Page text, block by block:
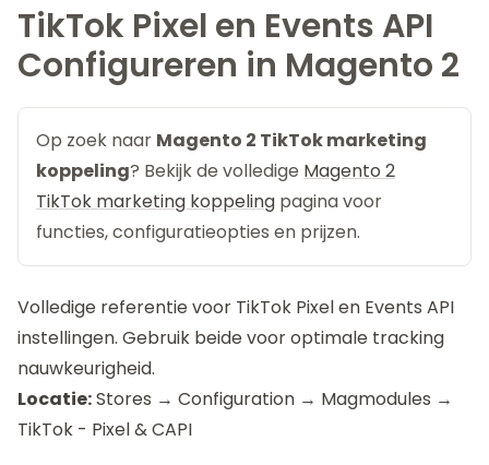
TikTok Pixel en Events API
Configureren in Magento 2
Op zoek naar Magento 2 TikTok marketing
koppeling? Bekijk de volledige Magento 2
TikTok marketing koppeling pagina voor
functies, configuratieopties en prijzen.
Volledige referentie voor TikTok Pixel en Events API
instellingen. Gebruik beide voor optimale tracking
nauwkeurigheid.
Locatie:Stores → Configuration → Magmodules →
TikTok - Pixel & CAPI